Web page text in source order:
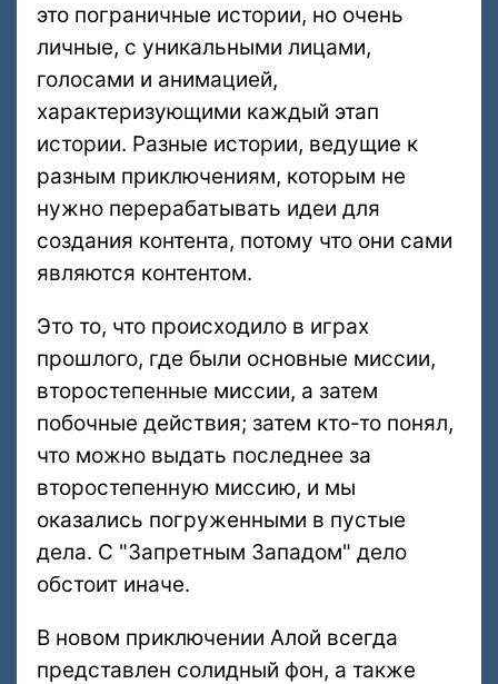
это пограничные истории, но очень
личные, с уникальными лицами,
голосами и анимацией,
характеризующими каждый этап
истории. Разные истории, ведущие к
разным приключениям, которым не
нужно перерабатывать идеи для
создания контента, потому что они сами
являются контентом.
Это то, что происходило в играх
прошлого, где были основные миссии,
второстепенные миссии, а затем
побочные действия; затем кто-то понял,
что можно выдать последнее за
второстепенную миссию, и мы
оказались погруженными в пустые
дела. С "Запретным Западом" дело
обстоит иначе.
В новом приключении Алой всегда
представлен солидный фон, а также